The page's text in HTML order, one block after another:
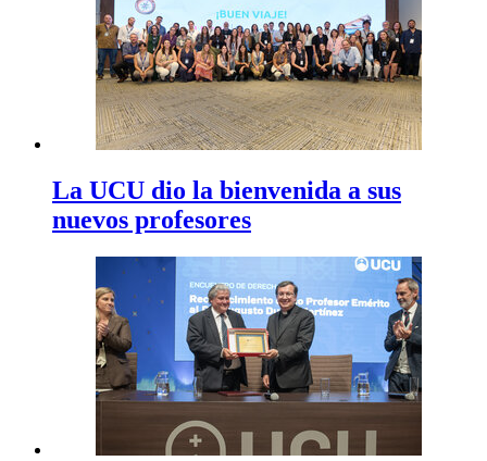
La UCU dio la bienvenida a sus
nuevos profesores